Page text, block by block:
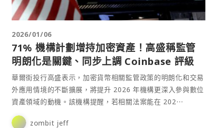
2026/01/06
71% 機構計劃增持加密資產！高盛稱監管
明朗化是關鍵、同步上調 Coinbase 評級
華爾街投行高盛表示，加密貨幣相關監管政策的明朗化和交易
外應用情境的不斷擴展，將提升 2026 年機構更深入參與數位
資產領域的動機。該機構提醒，若相關法案能在 202⋯
zombit jeff